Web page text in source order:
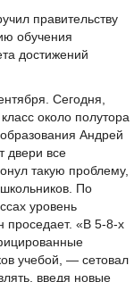
правительству
обучения
достижений
Сегодня,
около полутора
Андрей
двери все
такую проблему,
По
уровень
проседает. «В 5-8-х
учебой, — сетовал
введя новые